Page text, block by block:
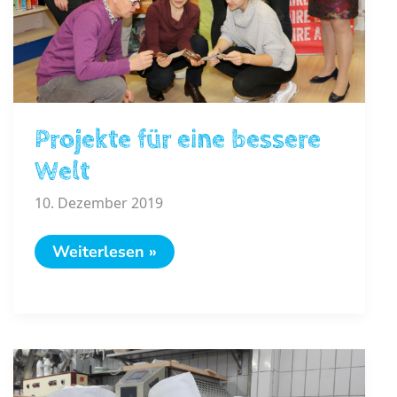
Projekte für eine bessere
Welt
10. Dezember 2019
Projekte
für
Weiterlesen »